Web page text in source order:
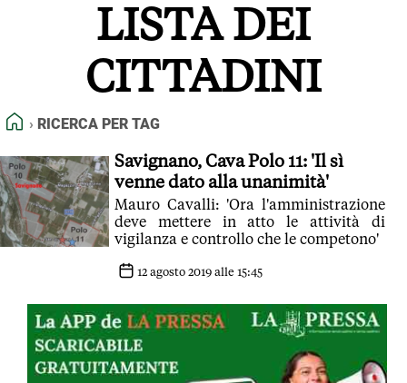
NORMATIVE DEONTOLOGICHE
LISTA DEI
CITTADINI
HOME
RICERCA PER TAG
Savignano, Cava Polo 11: 'Il sì
venne dato alla unanimità'
Mauro Cavalli: 'Ora l'amministrazione
deve mettere in atto le attività di
vigilanza e controllo che le competono'
12 agosto 2019 alle 15:45